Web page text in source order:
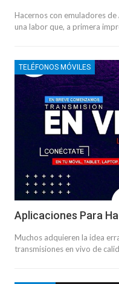
Hacernos con emuladores
una labor que, a primera
TELÉFONOS MÓVILES
Aplicaciones Para
Muchos adquieren la idea
transmisiones en vivo de